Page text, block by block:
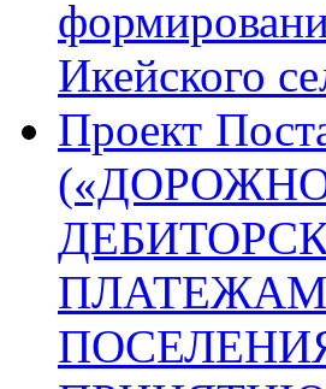
Икейского
Проект